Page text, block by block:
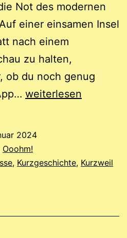
Not des modernen
einer einsamen Insel
nach einem
zu halten,
ob du noch genug
Glosse
Überleben
trotz
weiterlesen
2024
Ooohm!
, Kurzgeschichte, Kurzweil